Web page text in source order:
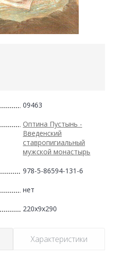
09463
Оптина Пустынь -
Введенский
ставропигиальный
мужской монастырь
978-5-86594-131-6
нет
220x9x290
Характеристики